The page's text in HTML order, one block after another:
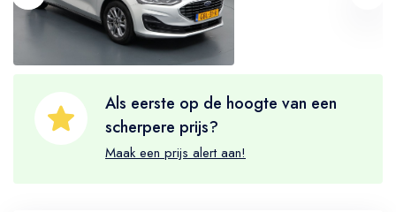
Als eerste op de hoogte van een
scherpere prijs?
Maak een prijs alert aan!